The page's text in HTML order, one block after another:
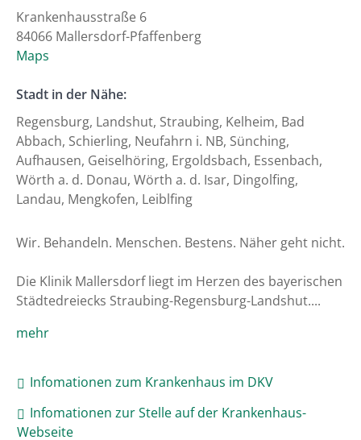
Krankenhausstraße 6
84066 Mallersdorf-Pfaffenberg
Maps
Stadt in der Nähe:
Regensburg, Landshut, Straubing, Kelheim, Bad
Abbach, Schierling, Neufahrn i. NB, Sünching,
Aufhausen, Geiselhöring, Ergoldsbach, Essenbach,
Wörth a. d. Donau, Wörth a. d. Isar, Dingolfing,
Landau, Mengkofen, Leiblfing
Wir. Behandeln. Menschen. Bestens. Näher geht nicht.
Die Klinik Mallersdorf liegt im Herzen des bayerischen
Städtedreiecks Straubing-Regensburg-Landshut....
mehr
Infomationen zum Krankenhaus im DKV
Infomationen zur Stelle auf der Krankenhaus-
Webseite